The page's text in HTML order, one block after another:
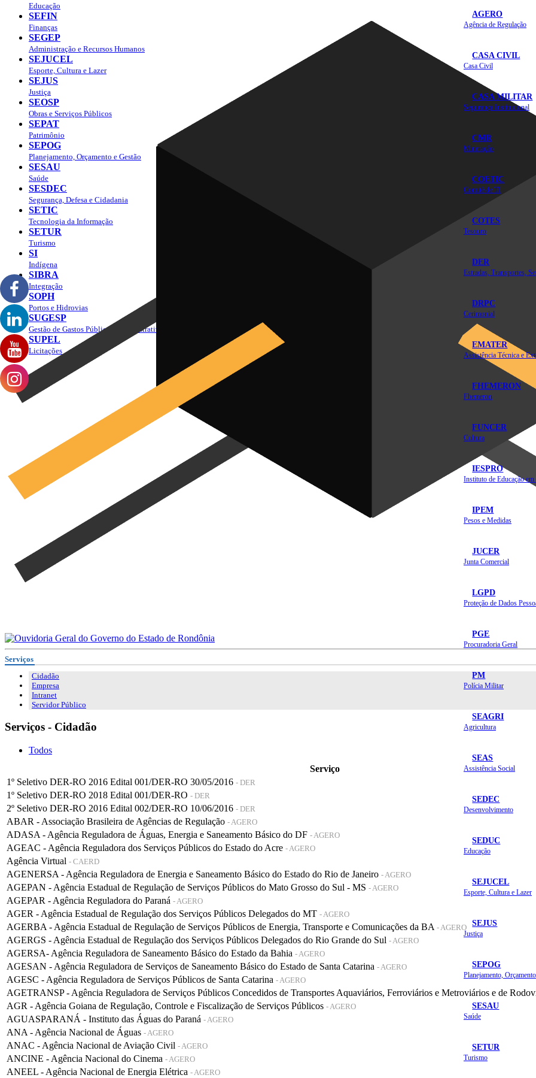
AGERO
Agência de Regulação
CASA CIVIL
Casa Civil
CASA MILITAR
Segurança Institucional
CMR
Mineração
COETIC
Comitê de TI
COTES
Tesouro
DER
DRPC
Cerimonial
EMATER
FHEMERON
Fhemeron
FUNCER
Cultura
IESPRO
IPEM
Pesos e Medidas
JUCER
Junta Comercial
LGPD
Proteção de Dados
PGE
Procuradoria Geral
PM
Polícia Militar
SEAGRI
Agricultura
SEAS
Assistência Social
SEDEC
Desenvolvimento
SEDUC
Educação
SEJUCEL
Esporte, Cultura e Lazer
SEJUS
Justiça
SEPOG
SESAU
Saúde
SETUR
Turismo
Educação
SEFIN
Finanças
SEGEP
Administração e Recursos Humanos
SEJUCEL
Esporte, Cultura e Lazer
SEJUS
Justiça
SEOSP
Obras e Serviços Públicos
SEPAT
Patrimônio
SEPOG
Planejamento, Orçamento e Gestão
SESAU
Saúde
SESDEC
Segurança, Defesa e Cidadania
SETIC
Tecnologia da Informação
SETUR
Turismo
SI
Indígena
SIBRA
Integração
SOPH
Portos e Hidrovias
SUGESP
Gestão de Gastos Públicos Administrativos
SUPEL
Licitações
Serviços
Cidadão
Empresa
Intranet
Servidor Público
Serviços - Cidadão
Todos
Serviço
1º Seletivo DER-RO 2016 Edital 001/DER-RO 30/05/2016 - DER
1º Seletivo DER-RO 2018 Edital 001/DER-RO - DER
2º Seletivo DER-RO 2016 Edital 002/DER-RO 10/06/2016 - DER
ABAR - Associação Brasileira de Agências de Regulação - AGERO
ADASA - Agência Reguladora de Águas, Energia e Saneamento Básico do DF - AGERO
AGEAC - Agência Reguladora dos Serviços Públicos do Estado do Acre - AGERO
Agência Virtual - CAERD
AGENERSA - Agência Reguladora de Energia e Saneamento Básico do Estado do Rio de Janeiro - AGERO
AGEPAN - Agência Estadual de Regulação de Serviços Públicos do Mato Grosso do Sul - MS - AGERO
AGEPAR - Agência Reguladora do Paraná - AGERO
AGER - Agência Estadual de Regulação dos Serviços Públicos Delegados do MT - AGERO
AGERBA - Agência Estadual de Regulação de Serviços Públicos de Energia, Transporte e Comunicações da BA - AGERO
AGERGS - Agência Estadual de Regulação dos Serviços Públicos Delegados do Rio Grande do Sul - AGERO
AGERSA- Agência Reguladora de Saneamento Básico do Estado da Bahia - AGERO
AGESAN - Agência Reguladora de Serviços de Saneamento Básico do Estado de Santa Catarina - AGERO
AGESC - Agência Reguladora de Serviços Públicos de Santa Catarina - AGERO
AGETRANSP - Agência Reguladora de Serviços Públicos Concedidos de Transportes Aquaviários, Ferroviários e Metroviários e de
AGR - Agência Goiana de Regulação, Controle e Fiscalização de Serviços Públicos - AGERO
AGUASPARANÁ - Instituto das Águas do Paraná - AGERO
ANA - Agência Nacional de Águas - AGERO
ANAC - Agência Nacional de Aviação Civil - AGERO
ANCINE - Agência Nacional do Cinema - AGERO
ANEEL - Agência Nacional de Energia Elétrica - AGERO